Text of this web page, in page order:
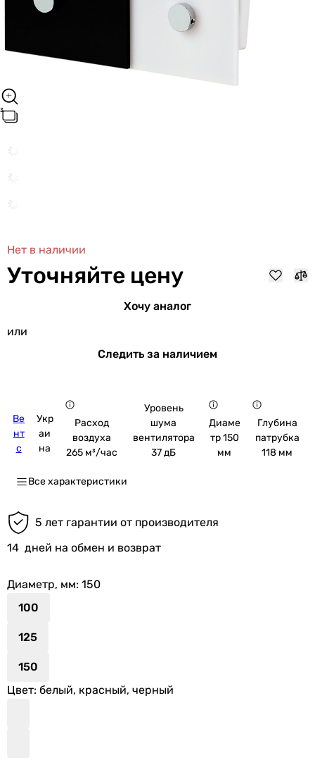
Нет в наличии
Уточняйте цену
Хочу аналог
или
Следить за наличием
Ве
нт
с
Укр
аи
на
Расход
воздуха
265 м³/час
Уровень
шума
вентилятора
37 дБ
Диаме
тр 150
мм
Глубина
патрубка
118 мм
Все характеристики
5 лет гарантии от производителя
14 дней на обмен и возврат
Диаметр, мм: 150
100
125
150
Цвет: белый, красный, черный